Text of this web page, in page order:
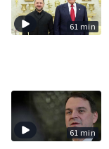
61 min
61 min